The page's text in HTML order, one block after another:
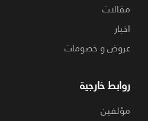
مقالات
اخبار
عروض و خصومات
روابط خارجية
مؤلفين